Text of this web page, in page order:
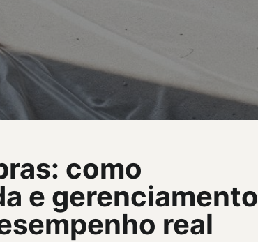
como
e gerenciamento
real